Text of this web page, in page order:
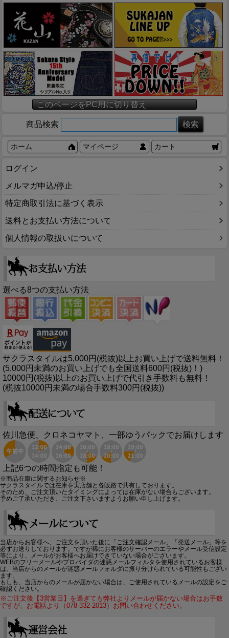
このページをPC用に切り替え
商品検索
ホーム マイページ カート
ログイン
メルマガ申込/停止
特定商取引法に基づく表示
送料とお支払い方法について
個人情報の取扱いについて
選べる8つの支払い方法
サクラスタイルは5,000円(税抜)以上お買い上げで送料無料！
(5,000円未満のお買い上げでも全国送料600円(税抜)！)
10000円(税抜)以上のお買い上げで代引き手数料も無料！
(税抜10000円未満の場合手数料300円(税抜))
佐川急便、クロネコヤマト、一部ゆうパックでお届けします
上記6つの時間指定も可能！
※商品在庫に関するお知らせ※
サクラスタイルでは在庫を実店舗と各販路で共有しております。
そのため、ご注文頂いたタイミングによっては在庫がない場合もございます。
予めご了承いただき、ご注文下さいますようお願い申し上げます。
当店からお客様へ、ご注文を頂いた後に「ご注文確認メール」「発送メール」等を
必ずお送りしております。ですが稀にお客様のサーバーのエラーやメール受信設定
等により、メールがお客様へお届けできていない場合がございます。
WEBのフリーメールやプロバイダの迷惑メールフィルタを使用されているお客様
は、当店からのメールが迷惑メールフォルダに振り分けられている可能性もござい
ます。
もしも、当店からのメールが届かない場合は、ご使用されているメールの設定をご
確認ください。
※ご注文後【3営業日】を過ぎても弊社よりメールが届かない場合はお手数
ですが、お電話より（078-332-2013）お問い合わせください。